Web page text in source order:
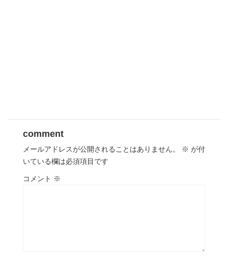
comment
メールアドレスが公開されることはありません。 ※ が付
いている欄は必須項目です
コメント ※